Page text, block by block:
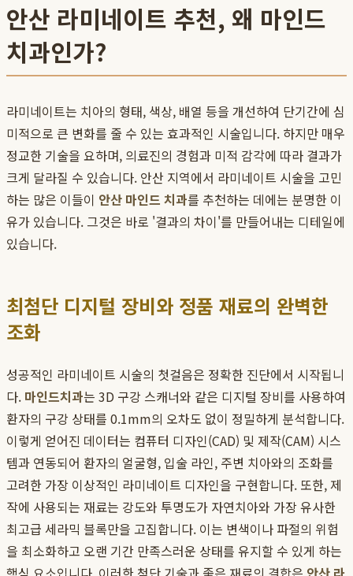
안산 라미네이트 추천, 왜 마인드
치과인가?
라미네이트는 치아의 형태, 색상, 배열 등을 개선하여 단기간에 심
미적으로 큰 변화를 줄 수 있는 효과적인 시술입니다. 하지만 매우
정교한 기술을 요하며, 의료진의 경험과 미적 감각에 따라 결과가
크게 달라질 수 있습니다. 안산 지역에서 라미네이트 시술을 고민
하는 많은 이들이 안산 마인드 치과를 추천하는 데에는 분명한 이
유가 있습니다. 그것은 바로 '결과의 차이'를 만들어내는 디테일에
있습니다.
최첨단 디지털 장비와 정품 재료의 완벽한
조화
성공적인 라미네이트 시술의 첫걸음은 정확한 진단에서 시작됩니
다. 마인드치과는 3D 구강 스캐너와 같은 디지털 장비를 사용하여
환자의 구강 상태를 0.1mm의 오차도 없이 정밀하게 분석합니다.
이렇게 얻어진 데이터는 컴퓨터 디자인(CAD) 및 제작(CAM) 시스
템과 연동되어 환자의 얼굴형, 입술 라인, 주변 치아와의 조화를
고려한 가장 이상적인 라미네이트 디자인을 구현합니다. 또한, 제
작에 사용되는 재료는 강도와 투명도가 자연치아와 가장 유사한
최고급 세라믹 블록만을 고집합니다. 이는 변색이나 파절의 위험
을 최소화하고 오랜 기간 만족스러운 상태를 유지할 수 있게 하는